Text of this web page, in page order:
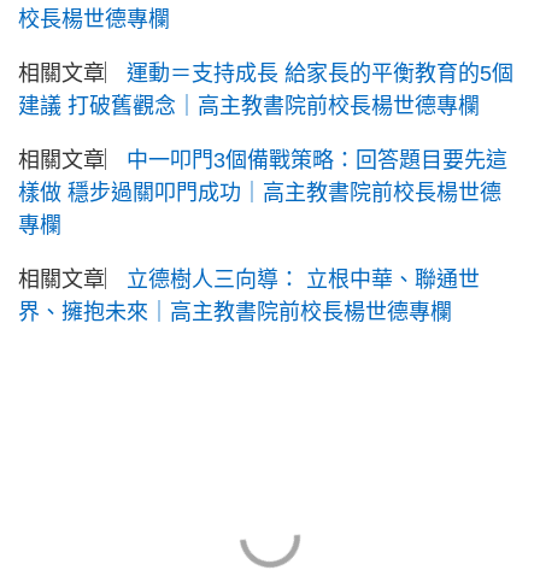
校長楊世德專欄
相關文章︳ 運動＝支持成長 給家長的平衡教育的5個
建議 打破舊觀念｜高主教書院前校長楊世德專欄
相關文章︳ 中一叩門3個備戰策略：回答題目要先這
樣做 穩步過關叩門成功｜高主教書院前校長楊世德
專欄
相關文章︳ 立德樹人三向導： 立根中華、聯通世
界、擁抱未來｜高主教書院前校長楊世德專欄